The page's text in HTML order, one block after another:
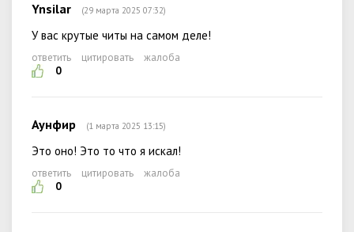
Ynsilar (29 марта 2025 07:32)
У вас крутые читы на самом деле!
ответить цитировать
жалоба
0
Аунфир (1 марта 2025 13:15)
Это оно! Это то что я искал!
ответить цитировать
жалоба
0